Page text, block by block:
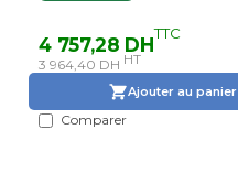
4 757,28 DHTTC
3 964,40 DH HT
Ajouter au panier
Comparer